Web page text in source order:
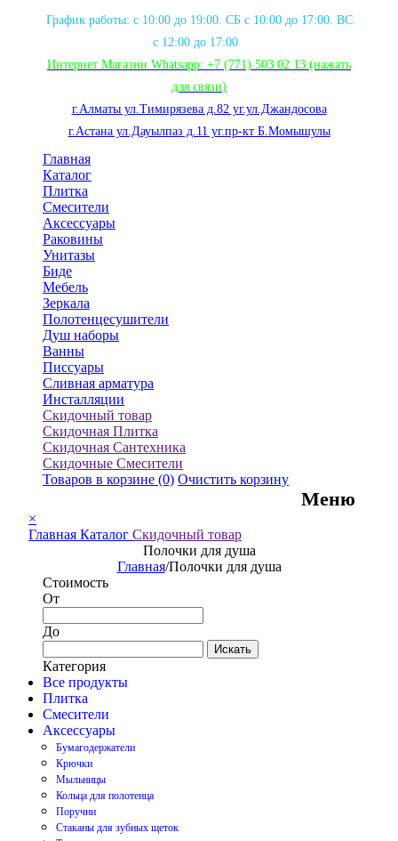
График работы: с 10:00 до 19:00. СБ с 10:00 до 17:00. ВС
с 12:00 до 17:00
Интернет Магазин Whatsapp: +7 (771) 503 02 13 (нажать
для связи)
г.Алматы ул.Тимирязева д.82 уг.ул.Джандосова
г.Астана ул.Дауылпаз д.11 уг.пр-кт Б.Момышулы
Главная
Каталог
Плитка
Смесители
Аксессуары
Раковины
Унитазы
Биде
Мебель
Зеркала
Полотенцесушители
Душ наборы
Ванны
Писсуары
Сливная арматура
Инсталляции
Скидочный товар
Скидочная Плитка
Скидочная Сантехника
Скидочные Смесители
Товаров в корзине (0) Очистить корзину
Меню
×
Главная Каталог Скидочный товар
Полочки для душа
Главная/Полочки для душа
Стоимость
От
До
Искать
Категория
Все продукты
Плитка
Смесители
Аксессуары
Бумагодержатели
Крючки
Мыльницы
Кольца для полотенца
Поручни
Стаканы для зубных щеток